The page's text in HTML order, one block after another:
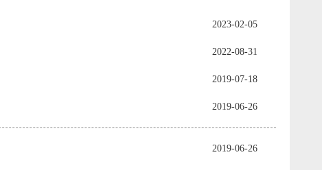
2023-02-05
2022-08-31
2019-07-18
2019-06-26
2019-06-26